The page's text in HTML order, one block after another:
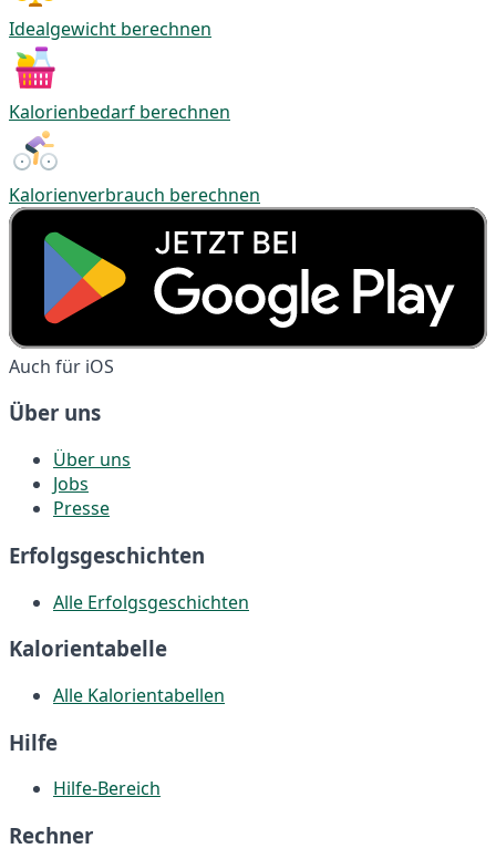
Idealgewicht berechnen
Kalorienbedarf berechnen
Kalorienverbrauch berechnen
Auch für iOS
Über uns
Über uns
Jobs
Presse
Erfolgsgeschichten
Alle Erfolgsgeschichten
Kalorientabelle
Alle Kalorientabellen
Hilfe
Hilfe-Bereich
Rechner